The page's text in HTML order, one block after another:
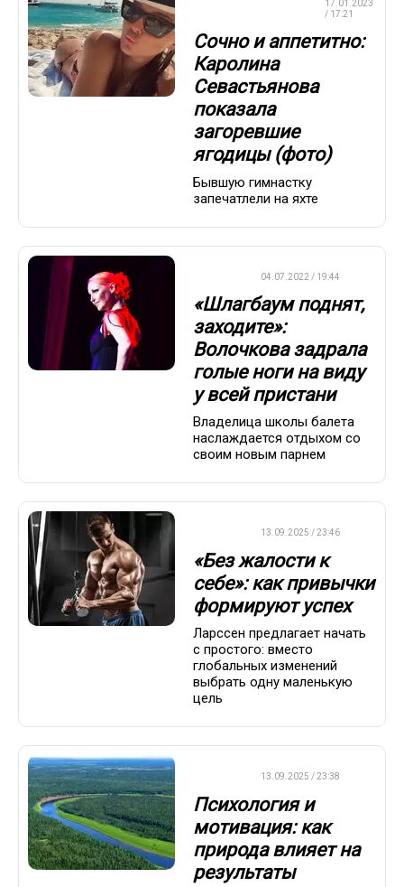
17.01.2023
/ 17:21
Сочно и аппетитно:
Каролина
Севастьянова
показала
загоревшие
ягодицы (фото)
Бывшую гимнастку
запечатлели на яхте
04.07.2022 / 19:44
«Шлагбаум поднят,
заходите»:
Волочкова задрала
голые ноги на виду
у всей пристани
Владелица школы балета
наслаждается отдыхом со
своим новым парнем
13.09.2025 / 23:46
«Без жалости к
себе»: как привычки
формируют успех
Ларссен предлагает начать
с простого: вместо
глобальных изменений
выбрать одну маленькую
цель
13.09.2025 / 23:38
Психология и
мотивация: как
природа влияет на
результаты